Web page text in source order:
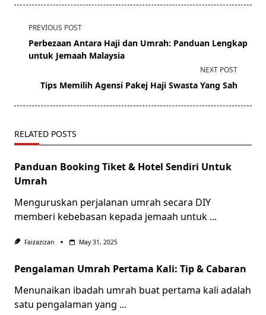
<span
class="nav-
subtitle
reader-
PREVIOUS POST
Perbezaan Antara Haji dan Umrah: Panduan Lengkap
untuk Jemaah Malaysia
NEXT POST
Tips Memilih Agensi Pakej Haji Swasta Yang Sah
RELATED POSTS
Panduan Booking Tiket & Hotel Sendiri Untuk
Umrah
Menguruskan perjalanan umrah secara DIY
memberi kebebasan kepada jemaah untuk ...
Faizazizan May 31, 2025
Pengalaman Umrah Pertama Kali: Tip & Cabaran
Menunaikan ibadah umrah buat pertama kali adalah
satu pengalaman yang ...